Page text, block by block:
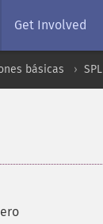
Get Involved
básicas SPL